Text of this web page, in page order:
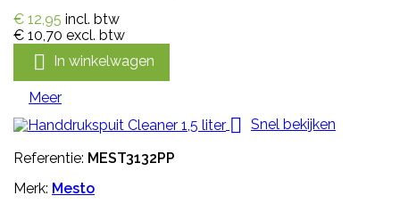
€ 12,95 incl. btw
€ 10,70 excl. btw
 In winkelwagen
Meer
 Snel bekijken
Referentie: MEST3132PP
Merk: Mesto